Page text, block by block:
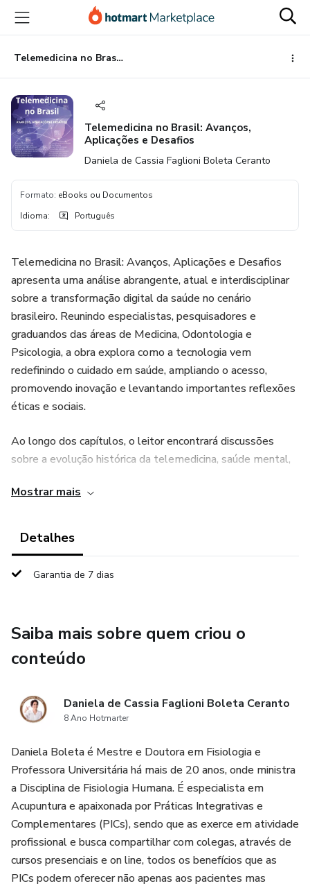
para
conteúdo
principal
para
pagamento
para
rodapé
Telemedicina no Brasil: Avanços, Aplicações e Desafios
Telemedicina no Brasil: Avanços,
Aplicações e Desafios
Daniela de Cassia Faglioni Boleta Ceranto
Formato: eBooks ou Documentos
Idioma: Português
Telemedicina no Brasil: Avanços, Aplicações e Desafios
apresenta uma análise abrangente, atual e interdisciplinar
sobre a transformação digital da saúde no cenário
brasileiro. Reunindo especialistas, pesquisadores e
graduandos das áreas de Medicina, Odontologia e
Psicologia, a obra explora como a tecnologia vem
redefinindo o cuidado em saúde, ampliando o acesso,
promovendo inovação e levantando importantes reflexões
éticas e sociais.
Ao longo dos capítulos, o leitor encontrará discussões
sobre a evolução histórica da telemedicina, saúde mental,
reumatologia e teleodontologia, além de debates
profissional, experiência do paciente e os impactos da
país de dimensões continentais como o Brasil, a
telemedicina surge não apenas como recurso tecnológico,
à saúde e reduzir desigualdades.
Com linguagem acessível, embasamento científico e
abordagem prática, esta coletânea é indicada para
profissionais da saúde, estudantes, pesquisadores,
gestores e todos aqueles interessados no futuro da
medicina e das tecnologias aplicadas ao cuidado humano.
Uma obra indispensável para compreender os desafios,
possibilidades e impactos da telemedicina no Brasil
contemporâneo.
Mostrar mais
Detalhes
Garantia de 7 dias
Saiba mais sobre quem criou o
conteúdo
Daniela de Cassia Faglioni Boleta Ceranto
8 Ano Hotmarter
Daniela Boleta é Mestre e Doutora em Fisiologia e
Professora Universitária há mais de 20 anos, onde ministra
a Disciplina de Fisiologia Humana. É especialista em
Acupuntura e apaixonada por Práticas Integrativas e
Complementares (PICs), sendo que as exerce em atividade
profissional e busca compartilhar com colegas, através de
cursos presenciais e on line, todos os benefícios que as
PICs podem oferecer não apenas aos pacientes mas